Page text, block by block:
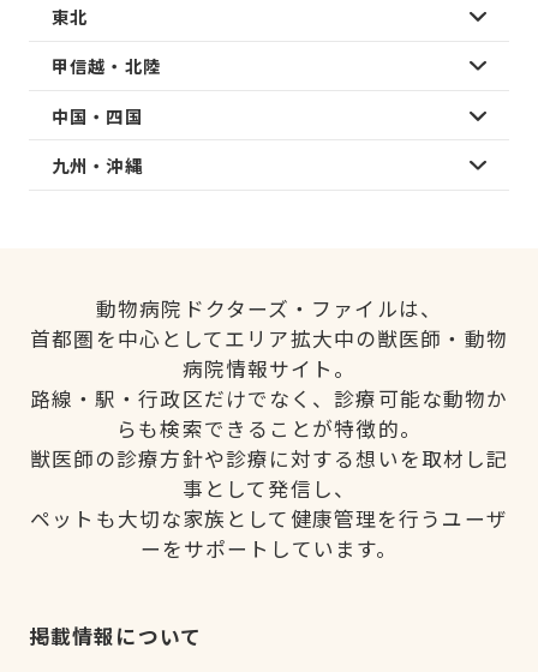
東北
甲信越・北陸
中国・四国
九州・沖縄
動物病院ドクターズ・ファイルは、
首都圏を中心としてエリア拡大中の獣医師・動物
病院情報サイト。
路線・駅・行政区だけでなく、診療可能な動物か
らも検索できることが特徴的。
獣医師の診療方針や診療に対する想いを取材し記
事として発信し、
ペットも大切な家族として健康管理を行うユーザ
ーをサポートしています。
掲載情報について